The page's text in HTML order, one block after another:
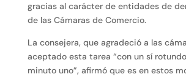
gracias al carácter de entidades de
de las Cámaras de Comercio.
La consejera, que agradeció a las
aceptado esta tarea “con un sí
minuto uno”, afirmó que es en estos